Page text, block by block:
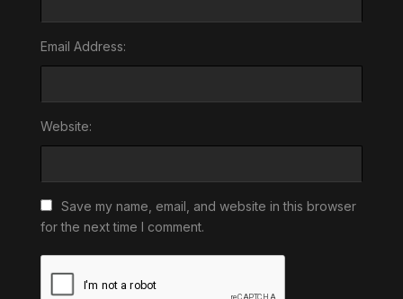
Email Address:
Website:
Save my name, email, and website in this browser
for the next time I comment.